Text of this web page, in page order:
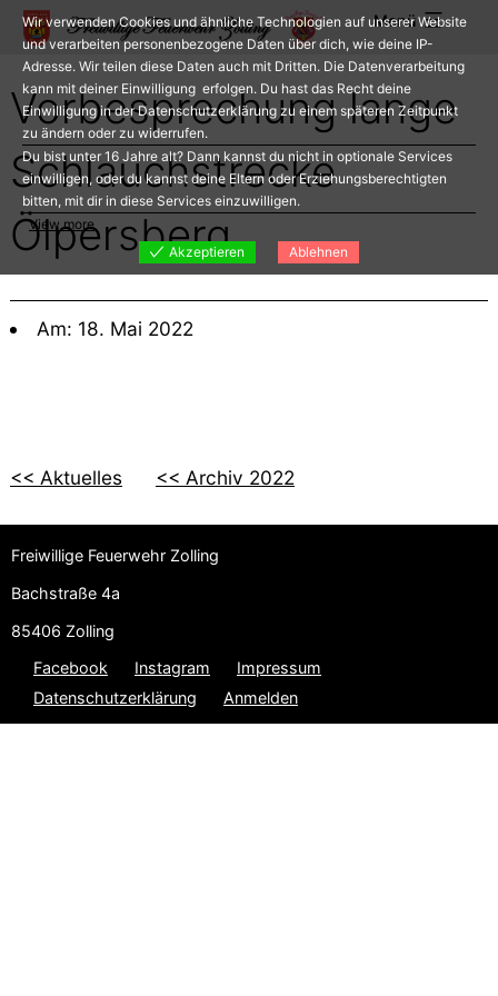
Zum
Inhalt
springen
Menü
Vorbesprechung lange
Schlauchstrecke
Ölpersberg
Am: 18. Mai 2022
<< Aktuelles << Archiv 2022
Freiwillige Feuerwehr Zolling
Bachstraße 4a
85406 Zolling
Facebook
Instagram
Impressum
Datenschutzerklärung
Anmelden
Wir verwenden Cookies und ähnliche Technologien auf unserer Website
und verarbeiten personenbezogene Daten über dich, wie deine IP-
Adresse. Wir teilen diese Daten auch mit Dritten. Die Datenverarbeitung
kann mit deiner Einwilligung erfolgen. Du hast das Recht deine
Einwilligung in der Datenschutzerklärung zu einem späteren Zeitpunkt
zu ändern oder zu widerrufen.
Du bist unter 16 Jahre alt? Dann kannst du nicht in optionale Services
einwilligen, oder du kannst deine Eltern oder Erziehungsberechtigten
bitten, mit dir in diese Services einzuwilligen.
View more
Akzeptieren
Ablehnen